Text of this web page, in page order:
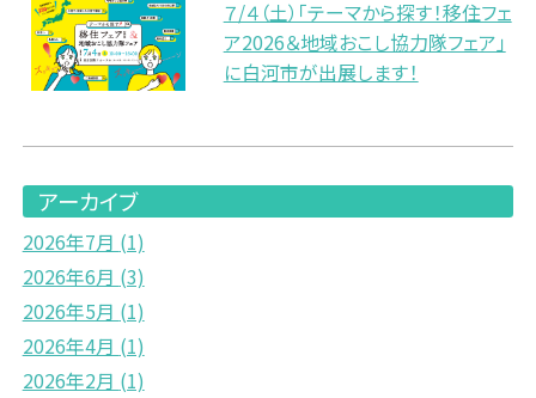
７/４（土）「テーマから探す！移住フェ
ア2026＆地域おこし協力隊フェア」
に白河市が出展します！
アーカイブ
2026年7月 (1)
2026年6月 (3)
2026年5月 (1)
2026年4月 (1)
2026年2月 (1)